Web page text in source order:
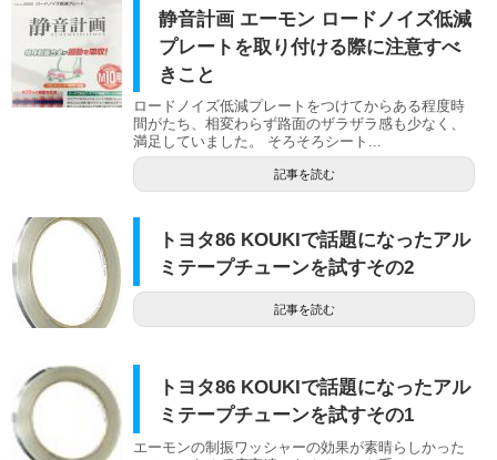
静音計画 エーモン ロードノイズ低減
プレートを取り付ける際に注意すべ
きこと
ロードノイズ低減プレートをつけてからある程度時
間がたち、相変わらず路面のザラザラ感も少なく、
満足していました。 そろそろシート...
記事を読む
トヨタ86 KOUKIで話題になったアル
ミテープチューンを試すその2
記事を読む
トヨタ86 KOUKIで話題になったアル
ミテープチューンを試すその1
エーモンの制振ワッシャーの効果が素晴らしかった